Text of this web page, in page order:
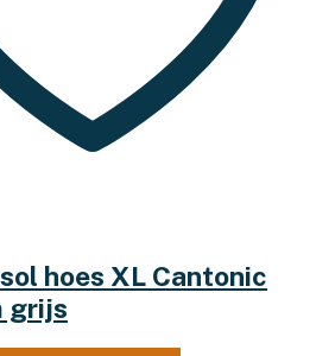
hoes XL Cantonic
grijs